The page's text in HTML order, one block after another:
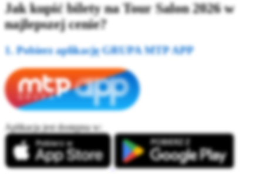
Jak kupić bilety na Tour Salon 2026 w
najlepszej cenie?
1. Pobierz aplikację GRUPA MTP APP
Aplikacja jest dostępna w: